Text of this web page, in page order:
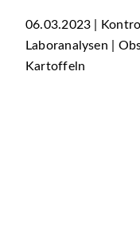
06.03.2023 |
Laboranalysen |
Kartoffeln